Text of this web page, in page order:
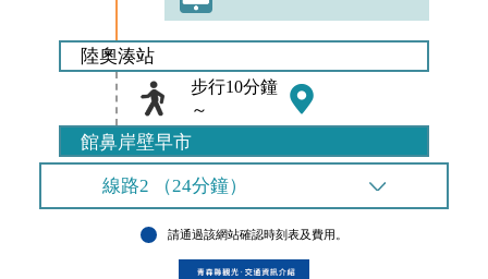
陸奧湊站
步行10分鐘
～
館鼻岸壁早市
線路2 （24分鐘）
請通過該網站確認時刻表及費用。